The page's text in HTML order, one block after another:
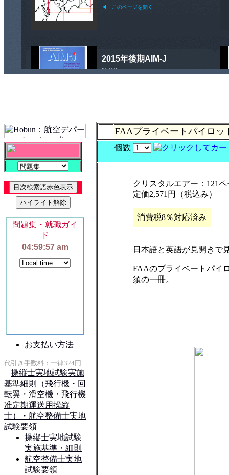
FAAプライベートパイロ
個数
クリスタルエアー：121ペ
定価2,571円（税込み）
消費税8％対応済み
日本語と英語が見開きで
FAAのプライベートパイ
須の一冊。